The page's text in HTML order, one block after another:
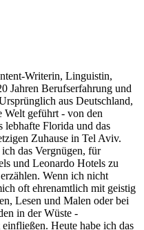
Writerin, Linguistin,
Jahren Berufserfahrung und
aus Deutschland,
Welt geführt - von den
lebhafte Florida und das
Zuhause in Tel Aviv.
das Vergnügen, für
und Leonardo Hotels zu
Wenn ich nicht
oft ehrenamtlich mit geistig
Lesen und Malen oder bei
in der Wüste -
Heute habe ich das